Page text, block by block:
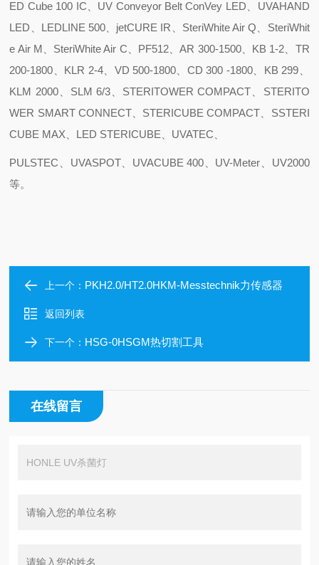
ED Cube 100 IC、UV Conveyor Belt ConVey LED、UVAHAND
LED、LEDLINE 500、jetCURE IR、SteriWhite Air Q、SteriWhit
e Air M、SteriWhite Air C、PF512、AR 300-1500、KB 1-2、TR
200-1800、KLR 2-4、VD 500-1800、CD 300 -1800、KB 299、
KLM 2000、SLM 6/3、STERITOWER COMPACT、STERITO
WER SMART CONNECT、STERICUBE COMPACT、SSTERI
CUBE MAX、LED STERICUBE、UVATEC、
PULSTEC、UVASPOT、UVACUBE 400、UV-Meter、UV2000
等。
上一个： PKH2.0/HT2.0HKM-Messtechnik力传感器
返回列表
下一个： HSG-0HSGM热切割工具
在线留言